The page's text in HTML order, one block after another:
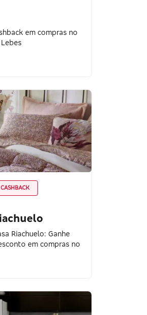
em compras no
Riachuelo: Ganhe
em compras no